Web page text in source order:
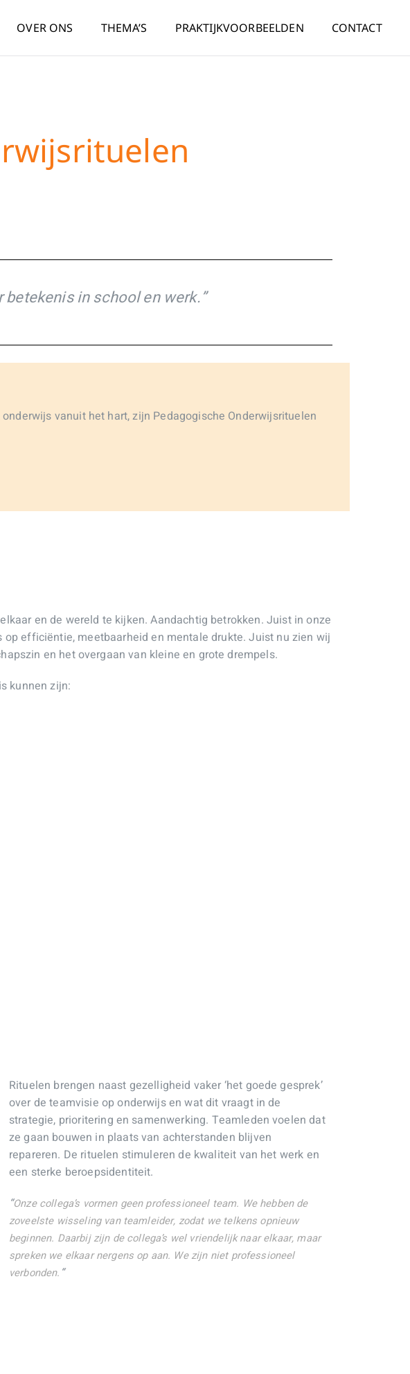
OVER ONS THEMA’S PRAKTIJKVOORBEELDEN CONTACT
in school en werk.”
vanuit het hart, zijn Pedagogische Onderwijsrituelen
en de wereld te kijken. Aandachtig betrokken. Juist in onze
efficiëntie, meetbaarheid en mentale drukte. Juist nu zien wij
en het overgaan van kleine en grote drempels.
kunnen zijn:
Rituelen brengen naast gezelligheid vaker ‘het goede gesprek’
over de teamvisie op onderwijs en wat dit vraagt in de
strategie, prioritering en samenwerking. Teamleden voelen dat
ze gaan bouwen in plaats van achterstanden blijven
repareren. De rituelen stimuleren de kwaliteit van het werk en
een sterke beroepsidentiteit.
“Onze collega’s vormen geen professioneel team. We hebben de
zoveelste wisseling van teamleider, zodat we telkens opnieuw
beginnen. Daarbij zijn de collega’s wel vriendelijk naar elkaar, maar
spreken we elkaar nergens op aan. We zijn niet professioneel
verbonden. “